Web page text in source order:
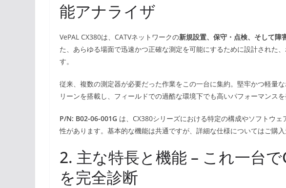
能アナライザ
VePAL CX380は、CATVネットワークの新規設置、保守・点検、そして障
た、あらゆる場面で迅速かつ正確な測定を可能にするために設計された
す。
従来、複数の測定器が必要だった作業をこの一台に集約。堅牢かつ軽量
リーンを搭載し、フィールドでの過酷な環境下でも高いパフォーマンスを
P/N: B02-06-001G は、CX380シリーズにおける特定の構成やソフトウ
性があります。基本的な機能は共通ですが、詳細な仕様についてはご購
2. 主な特長と機能 – これ一台
を完全診断